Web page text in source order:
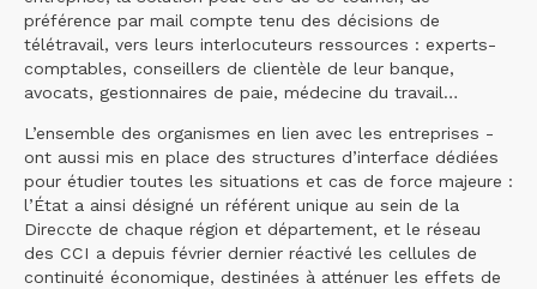
préférence par mail compte tenu des décisions de
télétravail, vers leurs interlocuteurs ressources : experts-
comptables, conseillers de clientèle de leur banque,
avocats, gestionnaires de paie, médecine du travail…
L’ensemble des organismes en lien avec les entreprises -
ont aussi mis en place des structures d’interface dédiées
pour étudier toutes les situations et cas de force majeure :
l’État a ainsi désigné un référent unique au sein de la
Direccte de chaque région et département, et le réseau
des CCI a depuis février dernier réactivé les cellules de
continuité économique, destinées à atténuer les effets de